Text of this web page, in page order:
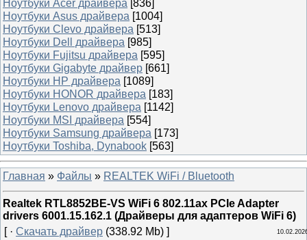
Ноутбуки Acer драйвера [836]
Ноутбуки Asus драйвера [1004]
Ноутбуки Clevo драйвера [513]
Ноутбуки Dell драйвера [985]
Ноутбуки Fujitsu драйвера [595]
Ноутбуки Gigabyte драйвер [661]
Ноутбуки HP драйвера [1089]
Ноутбуки HONOR драйвера [183]
Ноутбуки Lenovo драйвера [1142]
Ноутбуки MSI драйвера [554]
Ноутбуки Samsung драйвера [173]
Ноутбуки Toshiba, Dynabook [563]
Главная » Файлы » REALTEK WiFi / Bluetooth
Realtek RTL8852BE-VS WiFi 6 802.11ax PCIe Adapter
drivers 6001.15.162.1 (Драйверы для адаптеров WiFi 6)
[ · Скачать драйвер (338.92 Mb) ]